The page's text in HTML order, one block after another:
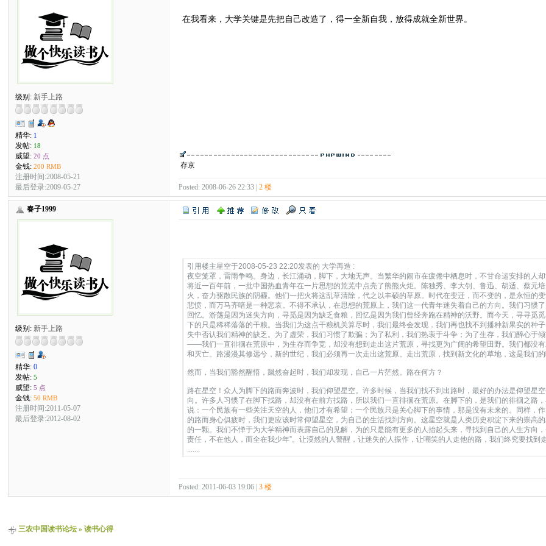
级别: 新手上路
精华: 1
发帖: 18
威望:20 点
金钱:200 RMB
注册时间:2008-05-21
最后登录:2009-05-27
在我看来，大学关键是先把自己改造了，得一全新自我，放得成就全新世界。
存京
Posted: 2008-06-26 22:33 |2 楼
春子1999
级别: 新手上路
精华:0
发帖:5
威望:5 点
金钱:50 RMB
注册时间:2011-05-07
最后登录:2012-08-02
引用楼主星空于2008-05-23 22:20发表的 大学再造 :
夜空笼罩，雷雨争鸣。身边，长江涌动，脚下，大地无声。当繁华的闹市在疲倦中栖息时，不甘命运安排的人
将近一百年前，一批中国热血青年在一片思想的荒芜中点亮了熊熊火炬。陈独秀、李大钊、鲁迅、胡适、蔡元
火，奋力驱散民族的阴霾。他们一把火将这乱草清除，代之以丰硕的草原。时代在变迁，而不变的，是永恒的
悲愤，而万马齐喑是一种悲哀。不得不承认，在思想的荒原上，我们这一代青年迷失着自己的方向。我们习惯
回忆。游荡是因为迷失方向，寻觅是因为缺乏食粮，回忆是因为我们曾经奔跑在精神的沃野。而今天，寻寻觅
下的只是稀稀落落的干粮。当我们为这点干粮机关算尽时，我们最终会发现，我们再也找不到播种新果实的种
失中否认我们精神的缺乏。为了虚荣，我们习惯了欺骗；为了私利，我们热衷于斗争；为了生存，我们醉心于
——我们一直徘徊在荒原中，为生存而争竞，却没有想到走出这片荒原，寻找更为广阔的希望田野。我们都没
和灭亡。路漫漫其修远兮，新的世纪，我们必须再一次走出这荒原。走出荒原，找到新文化的草地，这是我们的
然而，当我们豁然醒悟，蹴然奋起时，我们却发现，自己一片茫然。路在何方？
路在星空！众人为脚下的路而奔波时，我们仰望星空。许多时候，当我们找不到出路时，最好的办法是仰望
向。许多人习惯了在脚下找路，却没有在前方找路，所以我们一直徘徊在荒原。在脚下的，是我们的徘徊之路
说：一个民族有一些关注天空的人，他们才有希望；一个民族只是关心脚下的事情，那是没有未来的。同样，
的路而身心俱疲时，我们更应该时常仰望星空，为自己的生活找到方向。这星空就是人类历史积淀下来的崇高
的一颗。我们不惮于为大学精神而表露自己的见解，为的只是能有更多的人抬起头来，寻找到自己的人生方向
责任，不在他人，而全在我少年”。让漠然的人警醒，让迷失的人振作，让嘲笑的人走他的路，我们终究要找到
.......
Posted: 2011-06-03 19:06 |3 楼
三农中国读书论坛 »读书心得